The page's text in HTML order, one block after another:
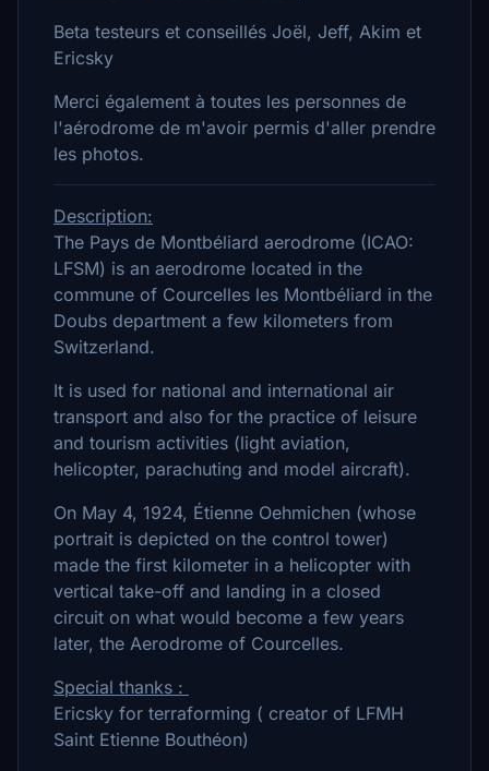
Beta testeurs et conseillés Joël, Jeff, Akim et
Ericsky
Merci également à toutes les personnes de
l'aérodrome de m'avoir permis d'aller prendre
les photos.
Description:
The Pays de Montbéliard aerodrome (ICAO:
LFSM) is an aerodrome located in the
commune of Courcelles les Montbéliard in the
Doubs department a few kilometers from
Switzerland.
It is used for national and international air
transport and also for the practice of leisure
and tourism activities (light aviation,
helicopter, parachuting and model aircraft).
On May 4, 1924, Étienne Oehmichen (whose
portrait is depicted on the control tower)
made the first kilometer in a helicopter with
vertical take-off and landing in a closed
circuit on what would become a few years
later, the Aerodrome of Courcelles.
Special thanks :
Ericsky for terraforming ( creator of LFMH
Saint Etienne Bouthéon)